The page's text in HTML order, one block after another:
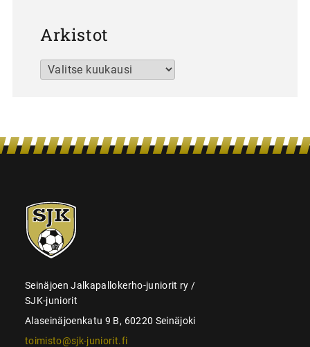
Arkistot
Arkistot
SJK-
juniorit
Seinäjoen Jalkapallokerho-juniorit ry /
SJK-juniorit
Alaseinäjoenkatu 9 B, 60220 Seinäjoki
toimisto@sjk-juniorit.fi